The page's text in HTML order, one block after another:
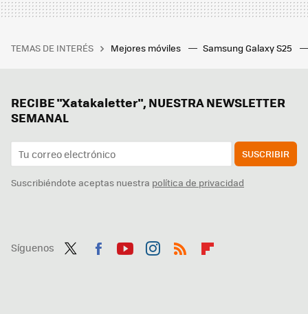
TEMAS DE INTERÉS Mejores móviles Samsung Galaxy S25
RECIBE "Xatakaletter", NUESTRA NEWSLETTER
SEMANAL
SUSCRIBIR
Suscribiéndote aceptas nuestra política de privacidad
Síguenos